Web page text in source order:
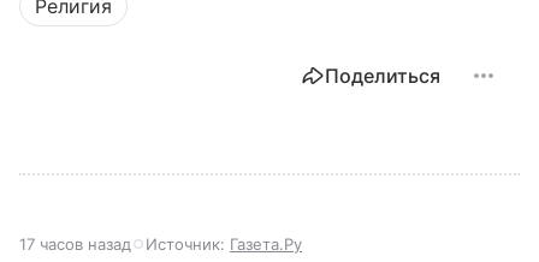
Религия
Поделиться
17 часов назад Источник: Газета.Ру